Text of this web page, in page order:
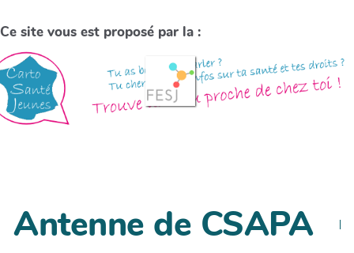
Ce site vous est proposé par la :
Antenne de CSAPA